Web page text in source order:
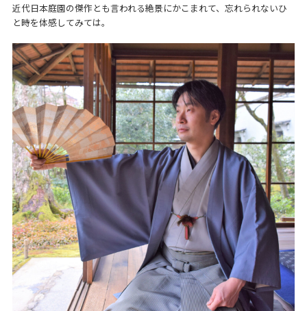
近代日本庭園の傑作とも言われる絶景にかこまれて、忘れられないひ
と時を体感してみては。